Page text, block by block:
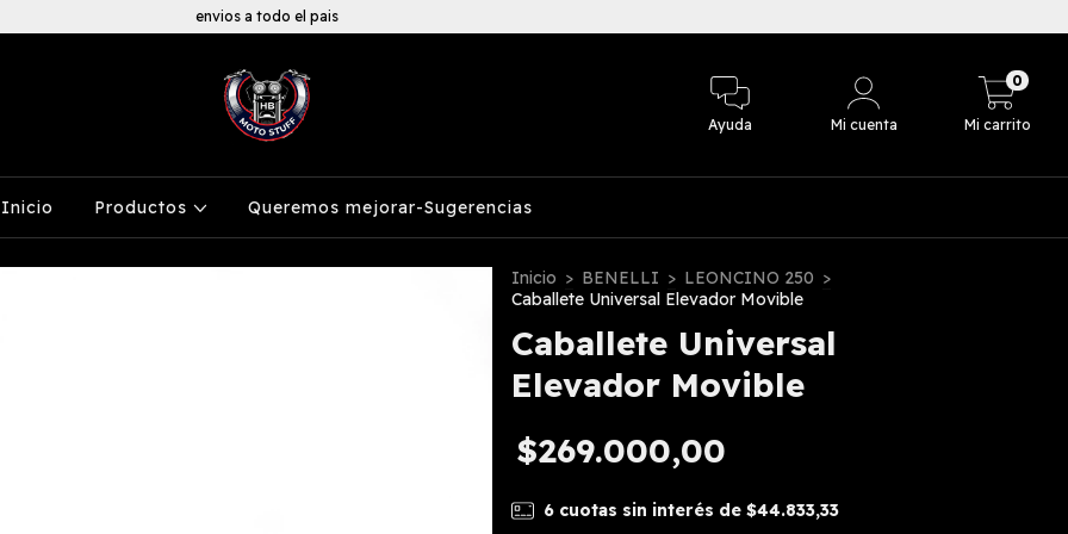
envios a todo el pais
Ayuda Mi cuenta Mi carrito
0
Inicio Productos Queremos mejorar-Sugerencias
Inicio > BENELLI > LEONCINO 250 >
Caballete Universal Elevador Movible
Caballete Universal
Elevador Movible
$269.000,00
6 cuotas sin interés de $44.833,33